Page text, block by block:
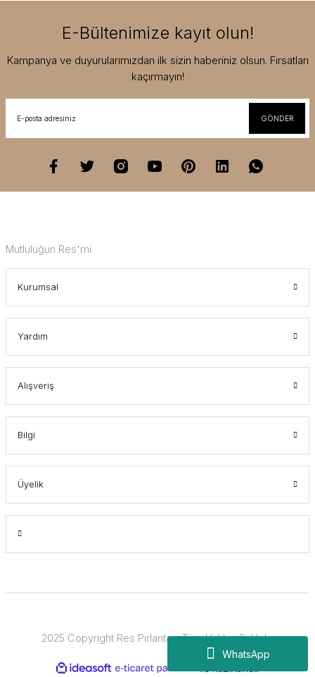
WhatsApp
E-Bültenimize kayıt olun!
Kampanya ve duyurularımızdan ilk sizin haberiniz olsun. Fırsatları
kaçırmayın!
GÖNDER
Mutluluğun Res'mi
Kurumsal
Yardım
Alışveriş
Bilgi
Üyelik
2025 Copyright Res Pırlanta - Tüm Hakları Saklıdır.
ideasoft